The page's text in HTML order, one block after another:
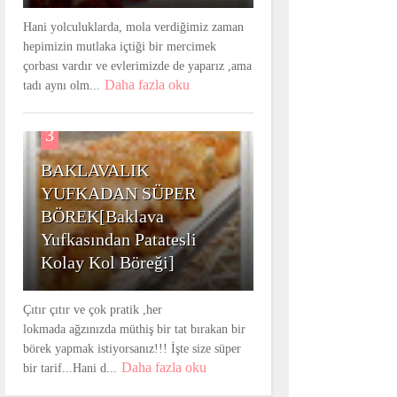
Hani yolculuklarda, mola verdiğimiz zaman
hepimizin mutlaka içtiği bir mercimek
çorbası vardır ve evlerimizde de yaparız ,ama
tadı aynı olm... Daha fazla oku
3
BAKLAVALIK
YUFKADAN SÜPER
BÖREK[Baklava
Yufkasından Patatesli
Kolay Kol Böreği]
Çıtır çıtır ve çok pratik ,her
lokmada ağzınızda müthiş bir tat bırakan bir
börek yapmak istiyorsanız!!! İşte size süper
bir tarif...Hani d... Daha fazla oku